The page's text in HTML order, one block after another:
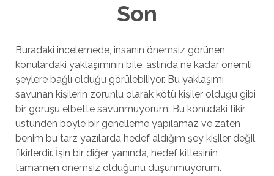
Son
Buradaki incelemede, insanın önemsiz görünen
konulardaki yaklaşımının bile, aslında ne kadar önemli
şeylere bağlı olduğu görülebiliyor. Bu yaklaşımı
savunan kişilerin zorunlu olarak kötü kişiler olduğu gibi
bir görüşü elbette savunmuyorum. Bu konudaki fikir
üstünden böyle bir genelleme yapılamaz ve zaten
benim bu tarz yazılarda hedef aldığım şey kişiler değil,
fikirlerdir. İşin bir diğer yanında, hedef kitlesinin
tamamen önemsiz olduğunu düşünmüyorum.